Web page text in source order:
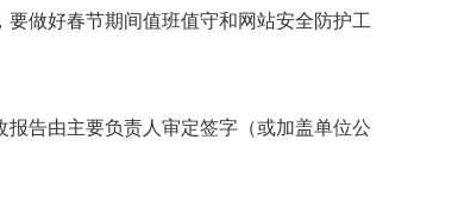
做好春节期间值班值守和网站安全防护工
告由主要负责人审定签字（或加盖单位公